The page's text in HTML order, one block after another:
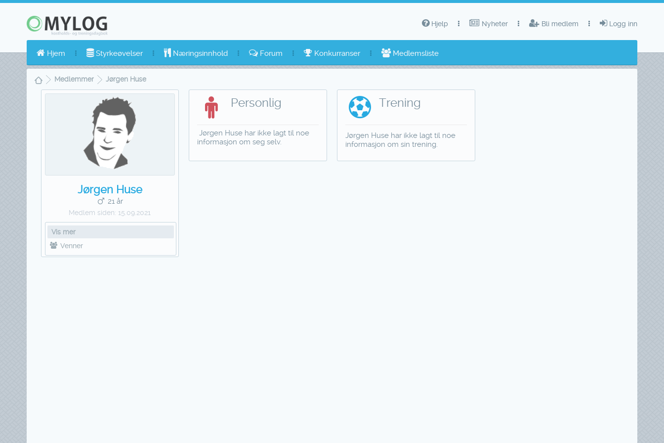
Logg inn
Bli medlem
Nyheter
Hjelp
Hjem Styrkeøvelser Næringsinnhold Forum Konkurranser Medlemsliste
Medlemmer Jørgen Huse
Jørgen Huse
21 år
Medlem siden: 15.09.2021
Vis mer
Venner
Personlig
Jørgen Huse har ikke lagt til noe
informasjon om seg selv.
Trening
Jørgen Huse har ikke lagt til noe
informasjon om sin trening.